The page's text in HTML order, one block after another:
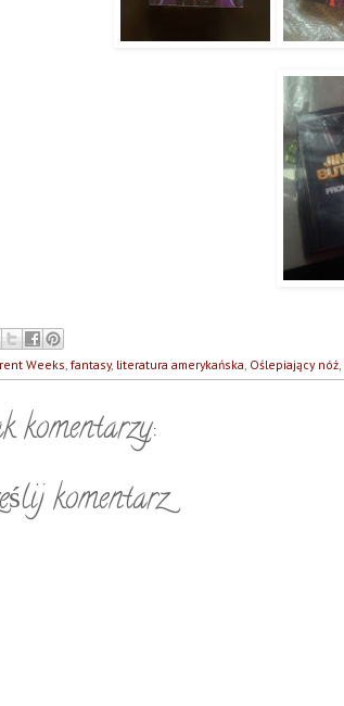
Weeks, fantasy, literatura amerykańska, Oślepiający nóż,
komentarzy:
komentarz